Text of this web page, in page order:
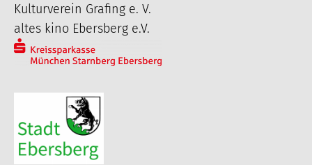
Kulturverein Grafing e. V.
altes kino Ebersberg e.V.